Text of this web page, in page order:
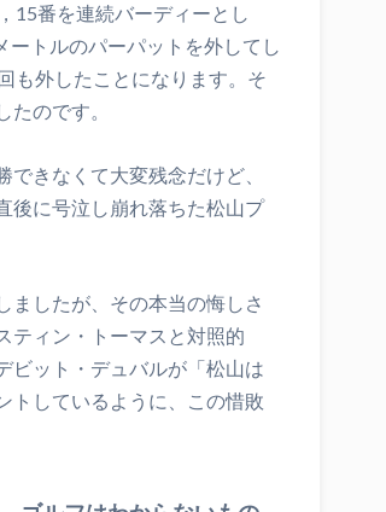
15番を連続バーディーとし
ートルのパーパットを外してし
も外したことになります。そ
のです。
きなくて大変残念だけど、
後に号泣し崩れ落ちた松山プ
ましたが、その本当の悔しさ
ティン・トーマスと対照的
ビット・デュバルが「松山は
トしているように、この惜敗